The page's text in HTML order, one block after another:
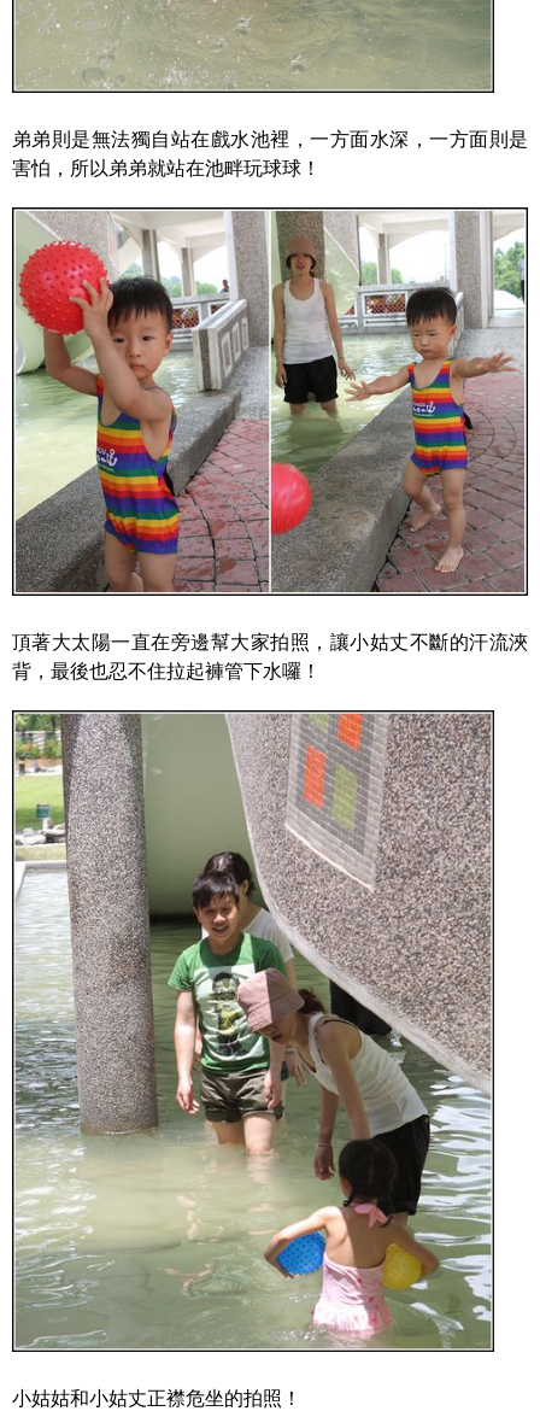
弟弟則是無法獨自站在戲水池裡，一方面水深，一方面則是
害怕，所以弟弟就站在池畔玩球球！
頂著大太陽一直在旁邊幫大家拍照，讓小姑丈不斷的汗流浹
背，最後也忍不住拉起褲管下水囉！
小姑姑和小姑丈正襟危坐的拍照！